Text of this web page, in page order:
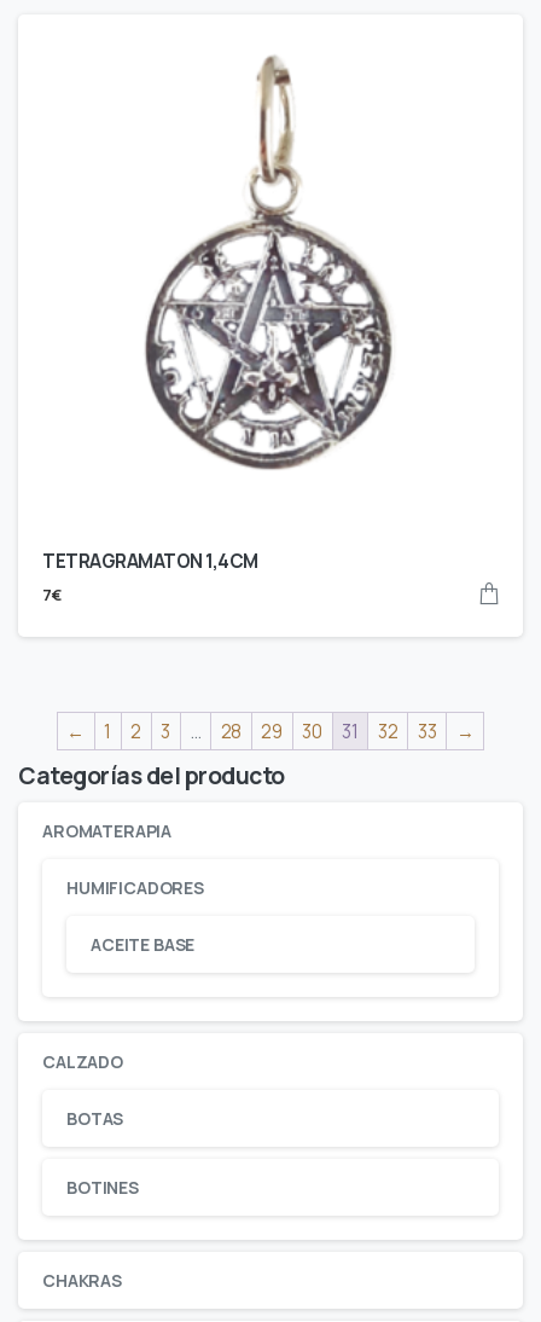
TETRAGRAMATON 1,4CM
7€
← 1 2 3 … 28 29 30 31 32 33 →
Categorías del producto
AROMATERAPIA
HUMIFICADORES
ACEITE BASE
CALZADO
BOTAS
BOTINES
CHAKRAS